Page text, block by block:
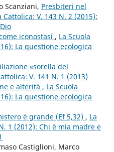
Scanziani, Presbiteri nel
Cattolica: V. 143 N. 2 (2015):
iconostasi , La Scuola
La questione ecologica
«sorella del
V. 141 N. 1 (2013)
e alterità , La Scuola
La questione ecologica
è grande (Ef 5,32) , La
1 (2012): Chi è mia madre e
Castiglioni, Marco